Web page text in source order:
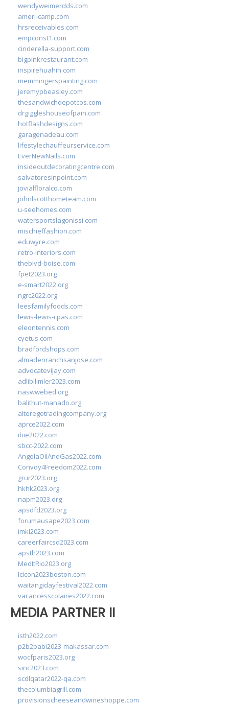
wendyweimerdds.com
ameri-camp.com
hrsreceivables.com
empconst1.com
cinderella-support.com
bigpinkrestaurant.com
inspirehuahin.com
memmingerspainting.com
jeremypbeasley.com
thesandwichdepotcos.com
drgiggleshouseofpain.com
hotflashdesigns.com
garagenadeau.com
lifestylechauffeurservice.com
EverNewNails.com
insideoutdecoratingcentre.com
salvatoresinpoint.com
jovialfloralco.com
johnlscotthometeam.com
u-seehomes.com
watersportslagonissi.com
mischieffashion.com
eduwyre.com
retro-interiors.com
theblvd-boise.com
fpet2023.org
e-smart2022.org
ngrc2022.org
leesfamilyfoods.com
lewis-lewis-cpas.com
eleontennis.com
cyetus.com
bradfordshops.com
almadenranchsanjose.com
advocatevijay.com
adlibilimler2023.com
naswwebed.org
balithut-manado.org
alteregotradingcompany.org
aprce2022.com
ibie2022.com
sbcc-2022.com
AngolaOilAndGas2022.com
Convoy4Freedom2022.com
grur2023.org
hkhk2023.org
napm2023.org
apsdfd2023.org
forumausape2023.com
imkl2023.com
careerfaircsd2023.com
apsth2023.com
MedItRio2023.org
lcicon2023boston.com
waitangidayfestival2022.com
vacancesscolaires2022.com
MEDIA PARTNER II
isth2022.com
p2b2pabi2023-makassar.com
wocfparis2023.org
sinc2023.com
scdlqatar2022-qa.com
thecolumbiagrill.com
provisionscheeseandwineshoppe.com